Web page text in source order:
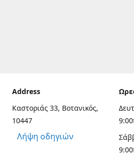
Address
Καστοριάς 33, Βοτανικός,
10447
Λήψη οδηγιών